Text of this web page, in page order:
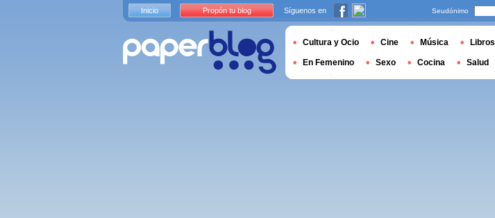
Inicio Propón tu blog Síguenos en Seudónimo
Cultura y Ocio Cine Música Libros
En Femenino Sexo Cocina Salud